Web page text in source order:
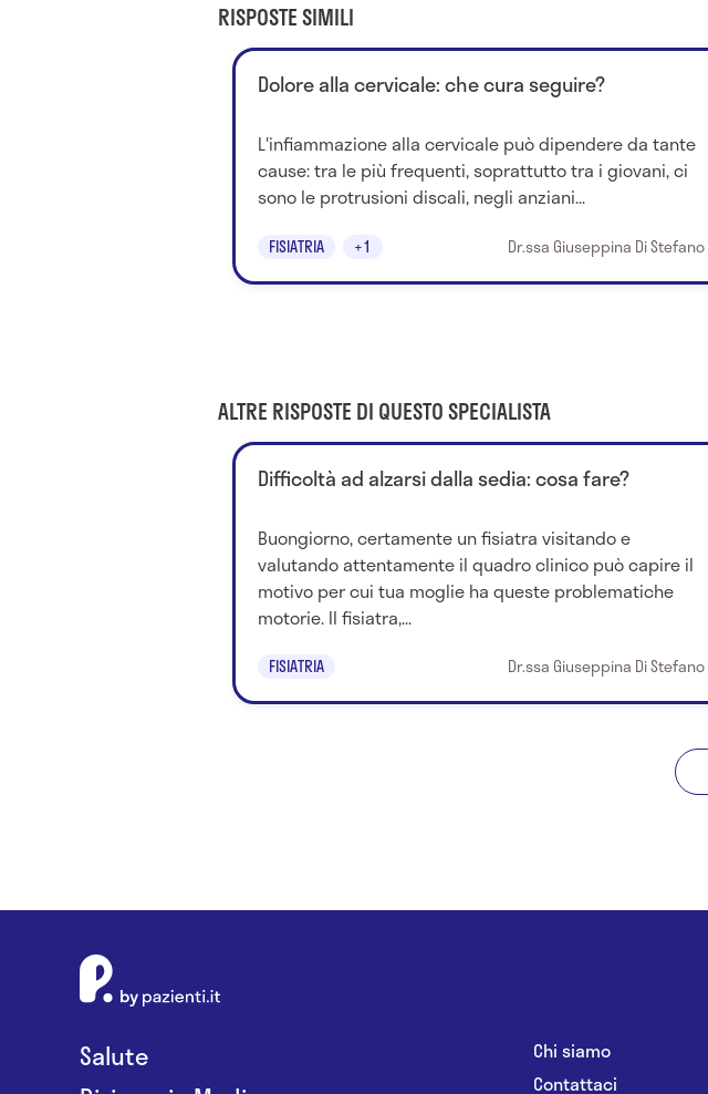
RISPOSTE SIMILI
Dolore alla cervicale: che cura seguire?
L'infiammazione alla cervicale può dipendere da tante
cause: tra le più frequenti, soprattutto tra i giovani, ci
sono le protrusioni discali, negli anziani...
FISIATRIA +1 Dr.ssa Giuseppina Di Stefano
ALTRE RISPOSTE DI QUESTO SPECIALISTA
Difficoltà ad alzarsi dalla sedia: cosa fare?
Buongiorno, certamente un fisiatra visitando e
valutando attentamente il quadro clinico può capire il
motivo per cui tua moglie ha queste problematiche
motorie. Il fisiatra,...
FISIATRIA Dr.ssa Giuseppina Di Stefano
Salute
Chi siamo
Contattaci